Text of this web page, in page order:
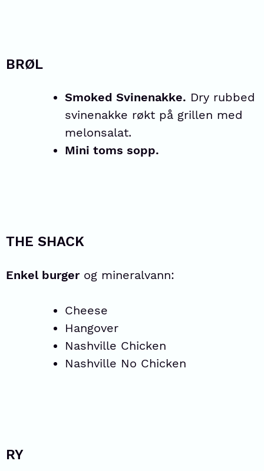
BRØL
Smoked Svinenakke. Dry rubbed
svinenakke røkt på grillen med
melonsalat.
Mini toms sopp.
THE SHACK
Enkel burgerog mineralvann:
Cheese
Hangover
Nashville Chicken
Nashville No Chicken
RY